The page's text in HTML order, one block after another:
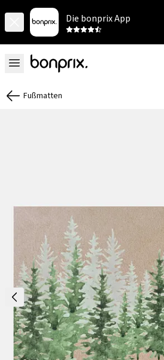
Die bonprix App
Fußmatten